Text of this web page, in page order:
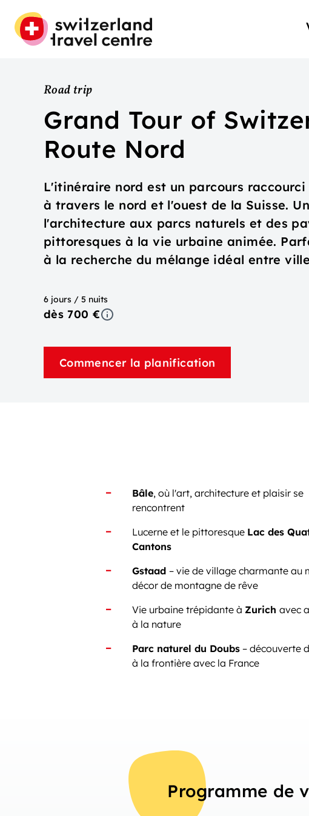
Road trip
Grand Tour of
Route Nord
L'itinéraire nord est un parcours raccourci
à travers le nord et l'ouest de la Suisse.
l'architecture aux parcs naturels et des
pittoresques à la vie urbaine animée.
à la recherche du mélange idéal entre
6 jours / 5 nuits
dès 700 €
Commencer la planification
Bâle, où l'art, architecture et plaisir se
rencontrent
Lucerne et le pittoresque Lac des
Cantons
Gstaad – vie de village charmante au
décor de montagne de rêve
Vie urbaine trépidante à Zurich avec
à la nature
Parc naturel du Doubs – découverte
à la frontière avec la France
Programme de